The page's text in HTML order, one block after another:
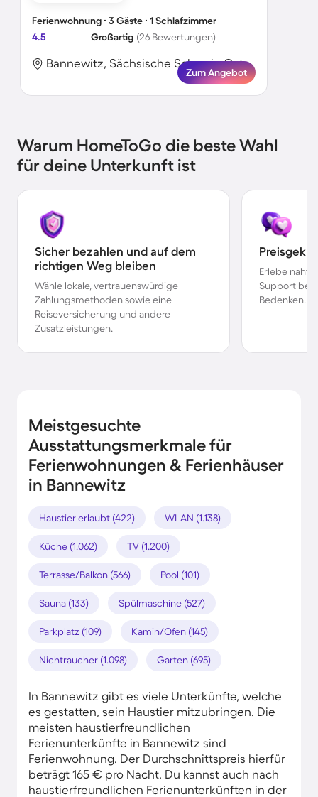
Ferienwohnung ∙ 3 Gäste ∙ 1 Schlafzimmer
4.5
Großartig (26 Bewertungen)
Bannewitz, Sächsische Schweiz-Osterzgebirge, Deutschland
Zum Angebot
Warum HomeToGo die beste Wahl
für deine Unterkunft ist
Sicher bezahlen und auf dem
richtigen Weg bleiben
Wähle lokale, vertrauenswürdige
Zahlungsmethoden sowie eine
Reiseversicherung und andere
Zusatzleistungen.
Erlebe
Support bei
Bedenken.
Meistgesuchte
Ausstattungsmerkmale für
Ferienwohnungen & Ferienhäuser
in Bannewitz
Haustier erlaubt (422) WLAN (1.138)
Küche (1.062) TV (1.200)
Terrasse/Balkon (566) Pool (101)
Sauna (133) Spülmaschine (527)
Parkplatz (109) Kamin/Ofen (145)
Nichtraucher (1.098) Garten (695)
In Bannewitz gibt es viele Unterkünfte, welche
es gestatten, sein Haustier mitzubringen. Die
meisten haustierfreundlichen
Ferienunterkünfte in Bannewitz sind
Ferienwohnung. Der Durchschnittspreis hierfür
beträgt 165 € pro Nacht. Du kannst auch nach
haustierfreundlichen Ferienunterkünften in der